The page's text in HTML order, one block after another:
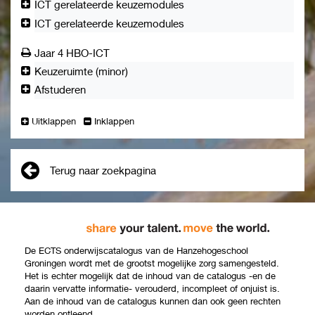
communiceren passend bij de doelgroep.
Onderzoeken: Onderbouwen van een ICT-
middel van een praktijkgericht onderzoek waarin op
systematische en methodische wijze data
verzameld en geanalyseerd is.
ICT gerelateerde keuzemodules
ICT gerelateerde keuzemodules
Jaar 4 HBO-ICT
Keuzeruimte (minor)
Afstuderen
Uitklappen Inklappen
Terug naar zoekpagina
De ECTS onderwijscatalogus van de Hanzehogeschool
Groningen wordt met de grootst mogelijke zorg samengesteld.
Het is echter mogelijk dat de inhoud van de catalogus -en de
daarin vervatte informatie- verouderd, incompleet of onjuist is.
Aan de inhoud van de catalogus kunnen dan ook geen rechten